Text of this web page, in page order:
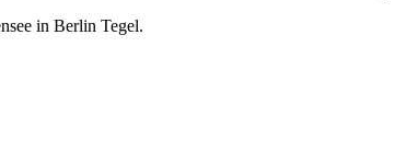
in Berlin Tegel.